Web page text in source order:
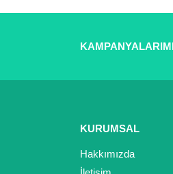
KURUMSAL
Hakkımızda